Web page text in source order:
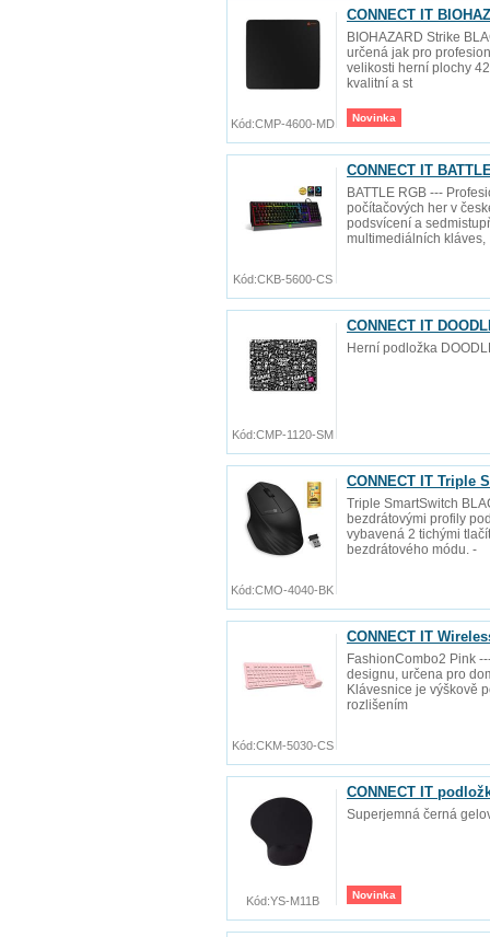
CONNECT IT
BIOHAZARD Strike
určená jak pro
velikosti herní plochy
kvalitní a st
Novinka
Kód:CMP-4600-MD
CONNECT IT
BATTLE RGB ---
počítačových her v
podsvícení a
multimediálních kláves,
Kód:CKB-5600-CS
CONNECT IT
Herní podložka
Kód:CMP-1120-SM
CONNECT IT Triple
Triple SmartSwitch
bezdrátovými profily
vybavená 2 tichými
bezdrátového módu. -
Kód:CMO-4040-BK
CONNECT IT
FashionCombo2 Pink
designu, určena pro
Klávesnice je výškově
rozlišením
Kód:CKM-5030-CS
CONNECT IT
Superjemná černá
Novinka
Kód:YS-M11B